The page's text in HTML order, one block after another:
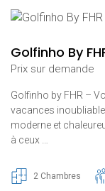
Golfinho By
Prix ​​sur demande
Golfinho by FHR –
vacances
moderne et
à ceux …
2 Chambres